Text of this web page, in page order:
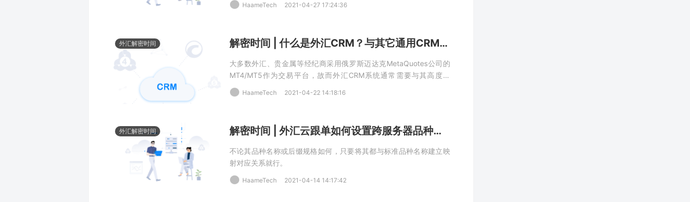
HaameTech 2021-04-27 17:24:36
外汇解密时间 解密时间 | 什么是外汇CRM？与其它通用CRM有什么区别？
大多数外汇、贵金属等经纪商采用俄罗斯迈达克MetaQuotes公司的
MT4/MT5作为交易平台，故而外汇CRM系统通常需要与其高度适
配，这也是外汇CRM区别于其它通用CRM的主要方面。
HaameTech 2021-04-22 14:18:16
外汇解密时间 解密时间 | 外汇云跟单如何设置跨服务器品种对应关系？
不论其品种名称或后缀规格如何，只要将其都与标准品种名称建立映
射对应关系就行。
HaameTech 2021-04-14 14:17:42